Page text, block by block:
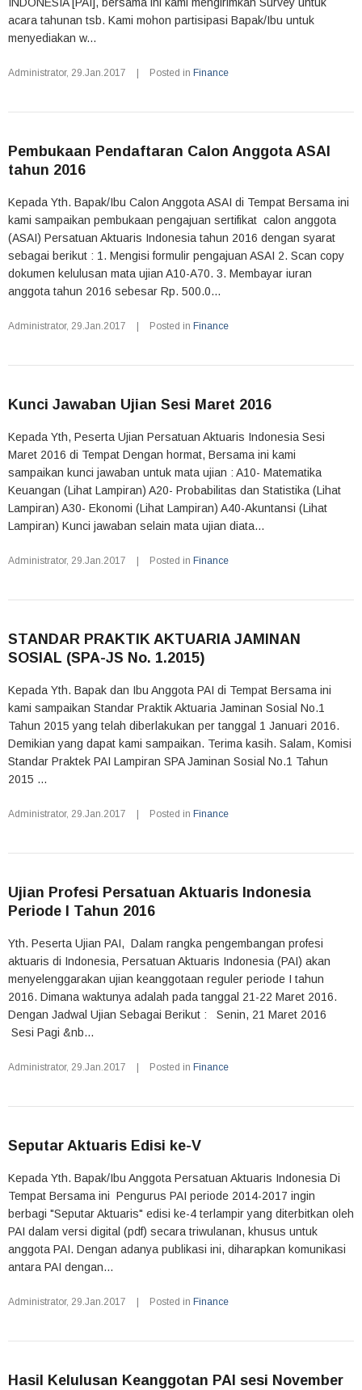
acara tahunan tsb. Kami mohon partisipasi Bapak/Ibu untuk
menyediakan w...
Administrator, 29.Jan.2017 Posted in Finance
Pembukaan Pendaftaran Calon Anggota ASAI
tahun 2016
Kepada Yth. Bapak/Ibu Calon Anggota ASAI di Tempat Bersama ini
kami sampaikan pembukaan pengajuan sertifikat calon anggota
(ASAI) Persatuan Aktuaris Indonesia tahun 2016 dengan syarat
sebagai berikut : 1. Mengisi formulir pengajuan ASAI 2. Scan copy
dokumen kelulusan mata ujian A10-A70. 3. Membayar iuran
anggota tahun 2016 sebesar Rp. 500.0...
Administrator, 29.Jan.2017 Posted in Finance
Kunci Jawaban Ujian Sesi Maret 2016
Kepada Yth, Peserta Ujian Persatuan Aktuaris Indonesia Sesi
Maret 2016 di Tempat Dengan hormat, Bersama ini kami
sampaikan kunci jawaban untuk mata ujian : A10- Matematika
Keuangan (Lihat Lampiran) A20- Probabilitas dan Statistika (Lihat
Lampiran) A30- Ekonomi (Lihat Lampiran) A40-Akuntansi (Lihat
Lampiran) Kunci jawaban selain mata ujian diata...
Administrator, 29.Jan.2017 Posted in Finance
STANDAR PRAKTIK AKTUARIA JAMINAN
SOSIAL (SPA-JS No. 1.2015)
Kepada Yth. Bapak dan Ibu Anggota PAI di Tempat Bersama ini
kami sampaikan Standar Praktik Aktuaria Jaminan Sosial No.1
Tahun 2015 yang telah diberlakukan per tanggal 1 Januari 2016.
Demikian yang dapat kami sampaikan. Terima kasih. Salam, Komisi
Standar Praktek PAI Lampiran SPA Jaminan Sosial No.1 Tahun
2015 ...
Administrator, 29.Jan.2017 Posted in Finance
Ujian Profesi Persatuan Aktuaris Indonesia
Periode I Tahun 2016
Yth. Peserta Ujian PAI, Dalam rangka pengembangan profesi
aktuaris di Indonesia, Persatuan Aktuaris Indonesia (PAI) akan
menyelenggarakan ujian keanggotaan reguler periode I tahun
2016. Dimana waktunya adalah pada tanggal 21-22 Maret 2016.
Dengan Jadwal Ujian Sebagai Berikut : Senin, 21 Maret 2016
Sesi Pagi &nb...
Administrator, 29.Jan.2017 Posted in Finance
Seputar Aktuaris Edisi ke-V
Kepada Yth. Bapak/Ibu Anggota Persatuan Aktuaris Indonesia Di
Tempat Bersama ini Pengurus PAI periode 2014-2017 ingin
berbagi "Seputar Aktuaris" edisi ke-4 terlampir yang diterbitkan oleh
PAI dalam versi digital (pdf) secara triwulanan, khusus untuk
anggota PAI. Dengan adanya publikasi ini, diharapkan komunikasi
antara PAI dengan...
Administrator, 29.Jan.2017 Posted in Finance
Hasil Kelulusan Keanggotan PAI sesi November